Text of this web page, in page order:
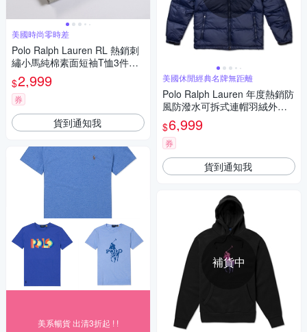
美國時尚零時差
Polo Ralph Lauren RL 熱銷刺
繡小馬純棉素面短袖T恤3件組-
混色
$2,999
券
貨到通知我
美系暢貨 出清3折起 ! !
美國休閒經典名牌無距離
Polo Ralph Lauren 年度熱銷防
風防潑水可拆式連帽羽絨外套-
深藍色
$6,999
券
貨到通知我
補貨中